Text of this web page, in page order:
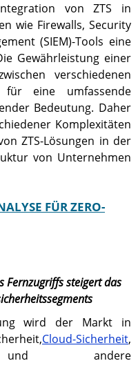
von ZTS in
wie Firewalls, Security
(SIEM)-Tools eine
Gewährleistung einer
verschiedenen
für eine umfassende
Bedeutung. Daher
Komplexitäten
ZTS-Lösungen in der
von Unternehmen
FÜR ZERO-
Fernzugriffs steigert das
wird der Markt in
Cloud-Sicherheit,
und andere